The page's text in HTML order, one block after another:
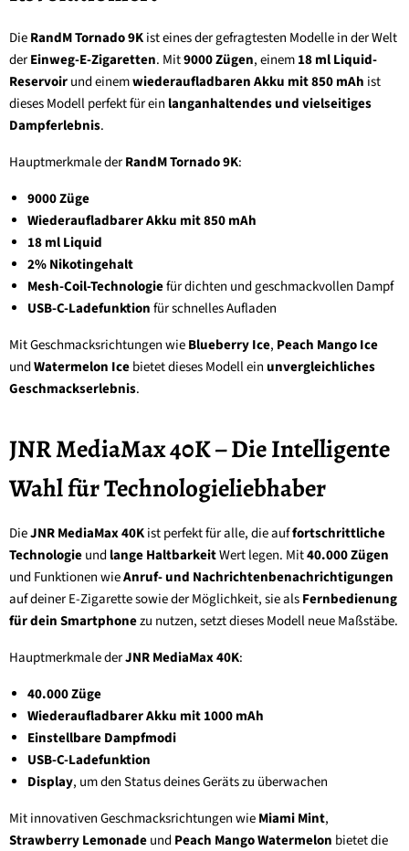
DieRandM Tornado 9Kist eines der gefragtesten Modelle in der Welt
derEinweg-E-Zigaretten. Mit9000 Zügen, einem18 ml Liquid-
Reservoirund einemwiederaufladbaren Akku mit 850 mAh ist
dieses Modell perfekt für ein langanhaltendes und vielseitiges
Dampferlebnis.
Hauptmerkmale derRandM Tornado 9K:
9000 Züge
Wiederaufladbarer Akku mit 850 mAh
18 ml Liquid
2% Nikotingehalt
Mesh-Coil-Technologiefür dichten und geschmackvollen Dampf
USB-C-Ladefunktionfür schnelles Aufladen
Mit Geschmacksrichtungen wieBlueberry Ice, Peach Mango Ice
undWatermelon Icebietet dieses Modell einunvergleichliches
Geschmackserlebnis.
JNR MediaMax 40K – Die Intelligente
Wahl für Technologieliebhaber
DieJNR MediaMax 40Kist perfekt für alle, die auffortschrittliche
Technologieundlange HaltbarkeitWert legen. Mit40.000 Zügen
und Funktionen wieAnruf- und Nachrichtenbenachrichtigungen
auf deiner E-Zigarette sowie der Möglichkeit, sie alsFernbedienung
für dein Smartphonezu nutzen, setzt dieses Modell neue Maßstäbe.
Hauptmerkmale derJNR MediaMax 40K:
40.000 Züge
Wiederaufladbarer Akku mit 1000 mAh
Einstellbare Dampfmodi
USB-C-Ladefunktion
Display, um den Status deines Geräts zu überwachen
Mit innovativen Geschmacksrichtungen wieMiami Mint,
Strawberry LemonadeundPeach Mango Watermelon bietet die